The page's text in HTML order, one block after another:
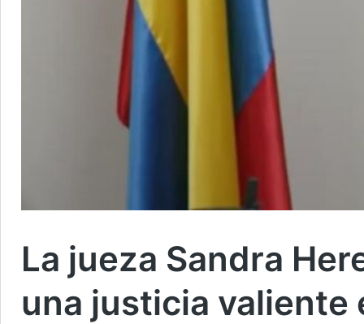
La jueza Sandra
una justicia valiente